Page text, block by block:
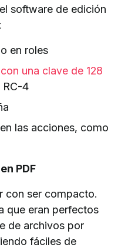
software de edición
en roles
una clave de 128
RC-4
las acciones, como
PDF
con ser compacto.
que eran perfectos
de archivos por
fáciles de